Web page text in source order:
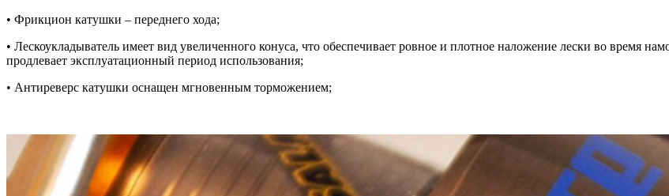
• Фрикцион катушки – переднего хода;
• Лескоукладыватель имеет вид увеличенного конуса, что обеспечивает ровное и плотное наложение лески во время
продлевает эксплуатационный период использования;
• Антиреверс катушки оснащен мгновенным торможением;